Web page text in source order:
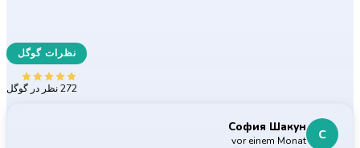
نظرات گوگل
272 نظر در گوگل
С
София Шакун
vor einem Monat